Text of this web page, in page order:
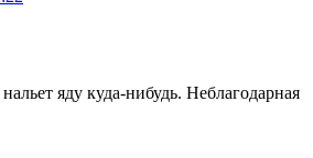
яду куда-нибудь. Неблагодарная